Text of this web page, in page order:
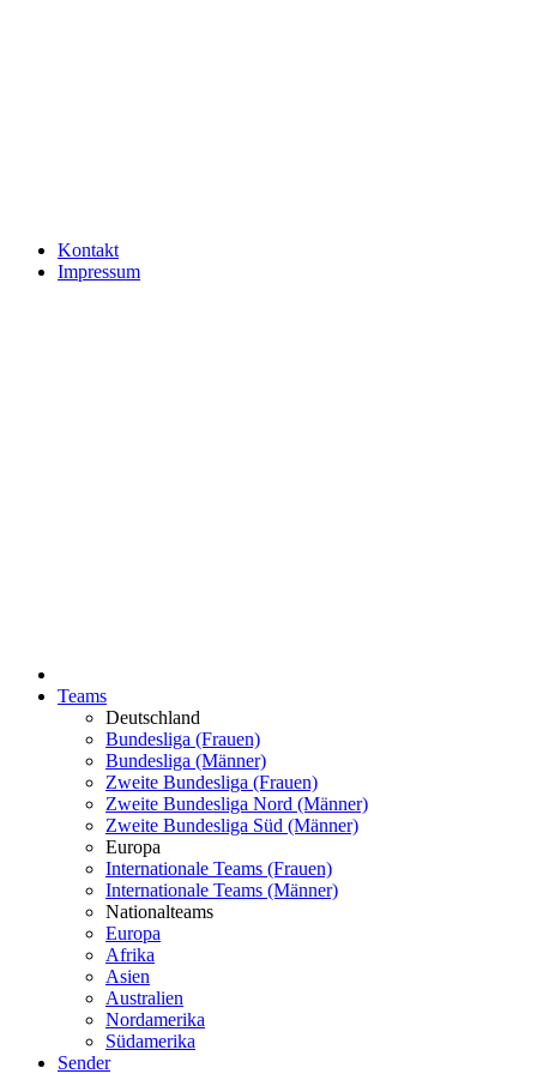
Kontakt
Impressum
Teams
Deutschland
Bundesliga (Frauen)
Bundesliga (Männer)
Zweite Bundesliga (Frauen)
Zweite Bundesliga Nord (Männer)
Zweite Bundesliga Süd (Männer)
Europa
Internationale Teams (Frauen)
Internationale Teams (Männer)
Nationalteams
Europa
Afrika
Asien
Australien
Nordamerika
Südamerika
Sender